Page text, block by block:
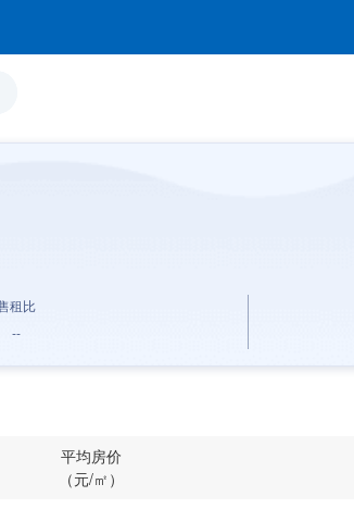
租比
--
平均房价
（元/㎡）